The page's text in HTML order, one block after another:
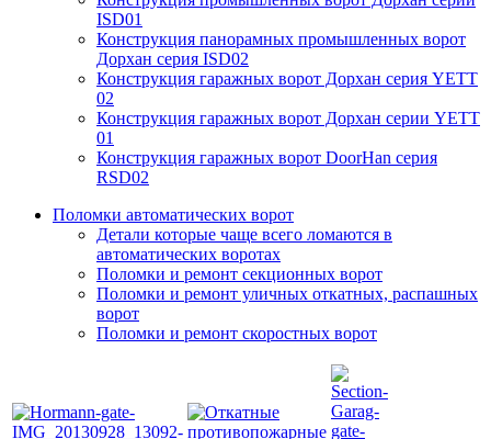
ISD01
Конструкция панорамных промышленных ворот
Дорхан серия ISD02
Конструкция гаражных ворот Дорхан серия YETT
02
Конструкция гаражных ворот Дорхан серии YETT
01
Конструкция гаражных ворот DoorHan серия
RSD02
Поломки автоматических ворот
Детали которые чаще всего ломаются в
автоматических воротах
Поломки и ремонт секционных ворот
Поломки и ремонт уличных откатных, распашных
ворот
Поломки и ремонт скоростных ворот